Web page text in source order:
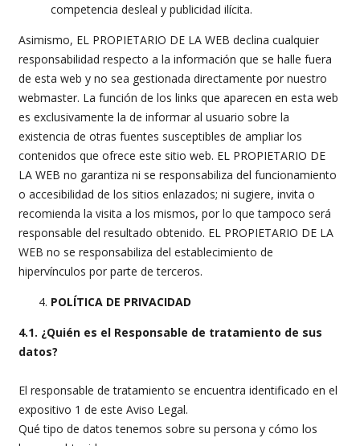
competencia desleal y publicidad ilícita.
Asimismo, EL PROPIETARIO DE LA WEB declina cualquier
responsabilidad respecto a la información que se halle fuera
de esta web y no sea gestionada directamente por nuestro
webmaster. La función de los links que aparecen en esta web
es exclusivamente la de informar al usuario sobre la
existencia de otras fuentes susceptibles de ampliar los
contenidos que ofrece este sitio web. EL PROPIETARIO DE
LA WEB no garantiza ni se responsabiliza del funcionamiento
o accesibilidad de los sitios enlazados; ni sugiere, invita o
recomienda la visita a los mismos, por lo que tampoco será
responsable del resultado obtenido. EL PROPIETARIO DE LA
WEB no se responsabiliza del establecimiento de
hipervínculos por parte de terceros.
POLÍTICA DE PRIVACIDAD
4.1. ¿Quién es el Responsable de tratamiento de sus
datos?
El responsable de tratamiento se encuentra identificado en el
expositivo 1 de este Aviso Legal.
Qué tipo de datos tenemos sobre su persona y cómo los